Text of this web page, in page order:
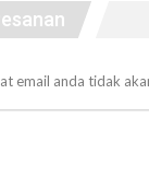
email anda tidak